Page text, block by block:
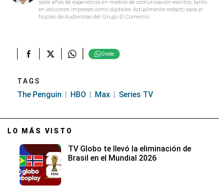
siete años de experiencia en medios de comunicación escritos, tanto
en ediciones impresas como digitales. Actualmente redacto para el
Núcleo de Audiencias del Grupo El Comercio.
Únete
TAGS
The Penguin HBO Max Series TV
LO MÁS VISTO
TV Globo te llevó la eliminación de
Brasil en el Mundial 2026